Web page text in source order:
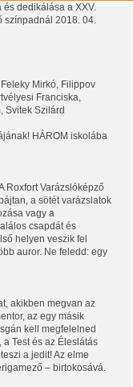
dedikálása a XXV.
színpadnál 2018. 04.
Mirkó, Filippov
Franciska,
Svitek Szilárd
HÁROM iskolába
Roxfort Varázslóképző
a sötét varázslatok
vagy a
csapdát és
helyen veszik fel
auror. Ne feledd: egy
akikben megvan az
az egy másik
kell megfelelned
Test és az Éleslátás
a jedit! Az elme
– birtokosává.